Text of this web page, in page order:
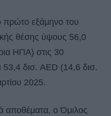
εξάμηνο του
θέσης ύψους 56,0
ΗΠΑ) στις 30
53,4 δισ. AED (14,6 δισ.
2025.
αποθέματα, ο Όμιλος